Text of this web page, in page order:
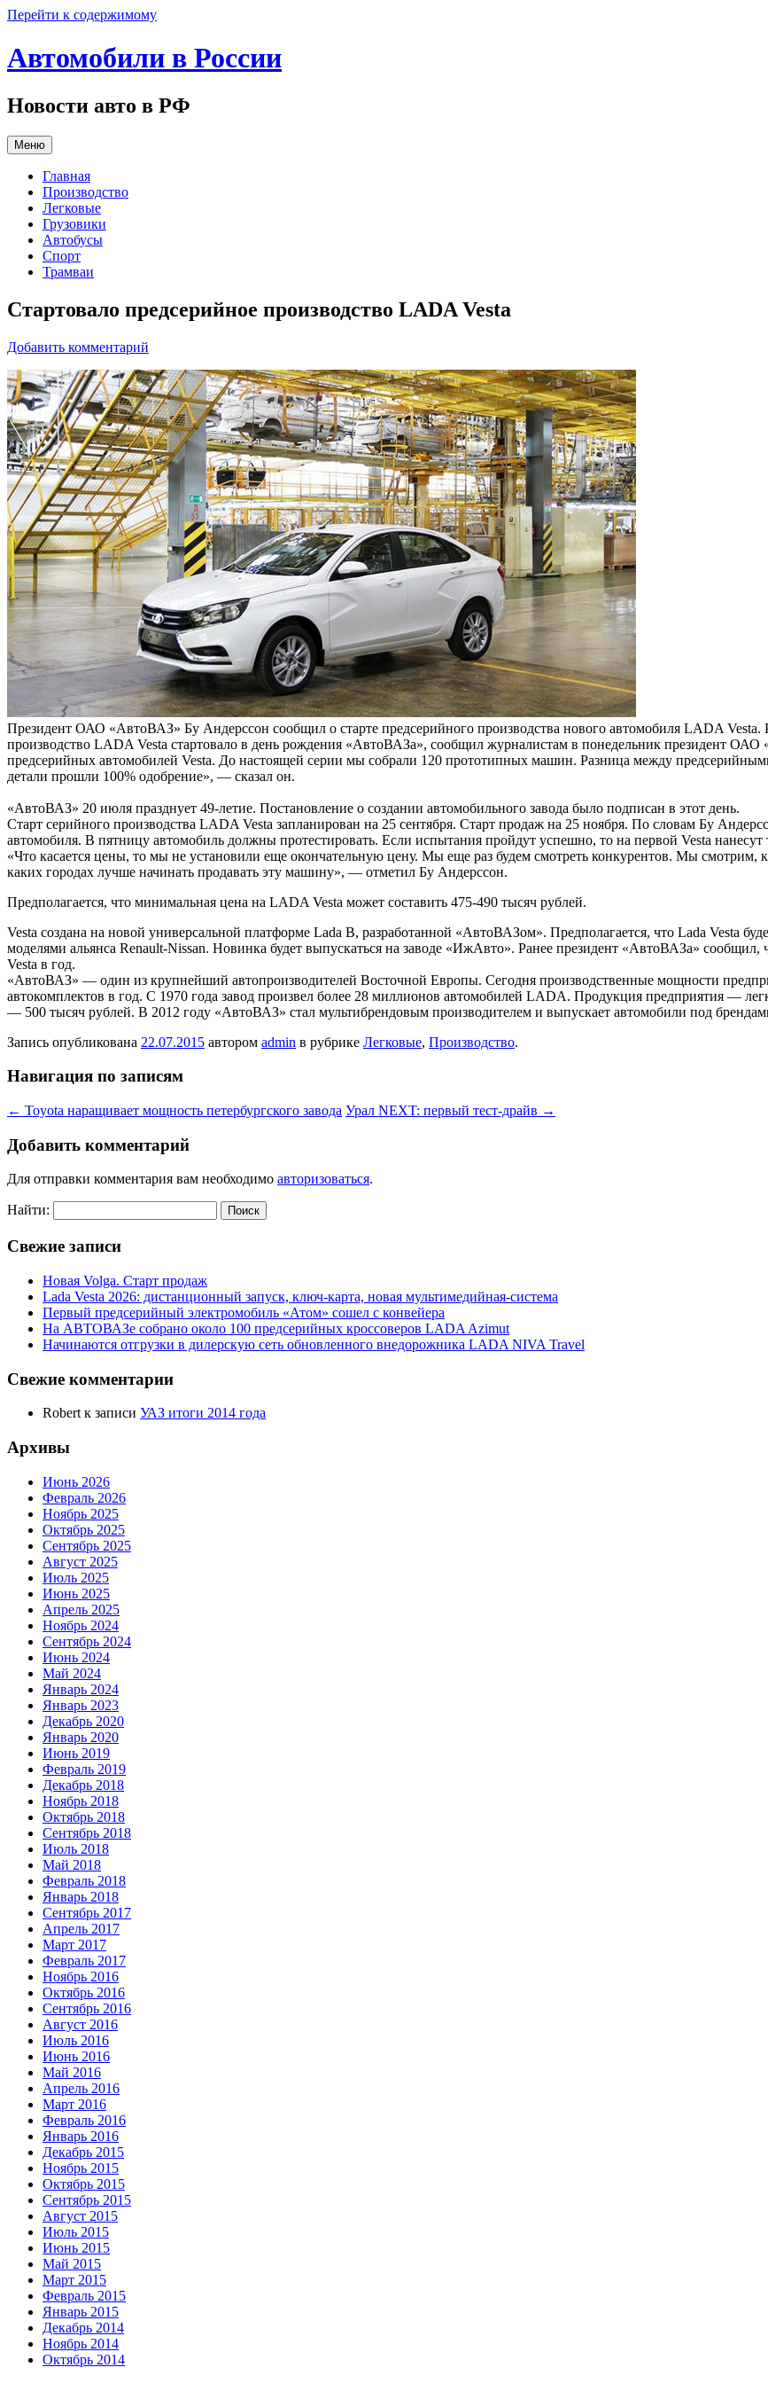
Перейти к содержимому
Автомобили в России
Новости авто в РФ
Меню
Главная
Производство
Легковые
Грузовики
Автобусы
Спорт
Трамваи
Стартовало предсерийное производство LADA Vesta
Добавить комментарий
Президент ОАО «АвтоВАЗ» Бу Андерссон сообщил о старте предсерийного производства нового автомобиля LADA
производство LADA Vesta стартовало в день рождения «АвтоВАЗа», сообщил журналистам в понедельник президент
предсерийных автомобилей Vesta. До настоящей серии мы собрали 120 прототипных машин. Разница между
детали прошли 100% одобрение», — сказал он.
«АвтоВАЗ» 20 июля празднует 49-летие. Постановление о создании автомобильного завода было подписан в этот день.
Старт серийного производства LADA Vesta запланирован на 25 сентября. Старт продаж на 25 ноября. По словам Бу
автомобиля. В пятницу автомобиль должны протестировать. Если испытания пройдут успешно, то на первой Vesta нанесут
«Что касается цены, то мы не установили еще окончательную цену. Мы еще раз будем смотреть конкурентов. Мы
каких городах лучше начинать продавать эту машину», — отметил Бу Андерссон.
Предполагается, что минимальная цена на LADA Vesta может составить 475-490 тысяч рублей.
Vesta создана на новой универсальной платформе Lada B, разработанной «АвтоВАЗом». Предполагается, что Lada Vesta
моделями альянса Renault-Nissan. Новинка будет выпускаться на заводе «ИжАвто». Ранее президент «АвтоВАЗа» сообщил,
Vesta в год.
«АвтоВАЗ» — один из крупнейший автопроизводителей Восточной Европы. Сегодня производственные мощности
автокомплектов в год. С 1970 года завод произвел более 28 миллионов автомобилей LADA. Продукция предприятия —
— 500 тысяч рублей. В 2012 году «АвтоВАЗ» стал мультибрендовым производителем и выпускает автомобили под
Запись опубликована 22.07.2015 автором admin в рубрике Легковые, Производство.
Навигация по записям
← Toyota наращивает мощность петербургского завода Урал NEXT: первый тест-драйв →
Добавить комментарий
Для отправки комментария вам необходимо авторизоваться.
Найти:
Свежие записи
Новая Volga. Старт продаж
Lada Vesta 2026: дистанционный запуск, ключ-карта, новая мультимедийная-система
Первый предсерийный электромобиль «Атом» сошел с конвейера
На АВТОВАЗе собрано около 100 предсерийных кроссоверов LADA Azimut
Начинаются отгрузки в дилерскую сеть обновленного внедорожника LADA NIVA Travel
Свежие комментарии
Robert к записи УАЗ итоги 2014 года
Архивы
Июнь 2026
Февраль 2026
Ноябрь 2025
Октябрь 2025
Сентябрь 2025
Август 2025
Июль 2025
Июнь 2025
Апрель 2025
Ноябрь 2024
Сентябрь 2024
Июнь 2024
Май 2024
Январь 2024
Январь 2023
Декабрь 2020
Январь 2020
Июнь 2019
Февраль 2019
Декабрь 2018
Ноябрь 2018
Октябрь 2018
Сентябрь 2018
Июль 2018
Май 2018
Февраль 2018
Январь 2018
Сентябрь 2017
Апрель 2017
Март 2017
Февраль 2017
Ноябрь 2016
Октябрь 2016
Сентябрь 2016
Август 2016
Июль 2016
Июнь 2016
Май 2016
Апрель 2016
Март 2016
Февраль 2016
Январь 2016
Декабрь 2015
Ноябрь 2015
Октябрь 2015
Сентябрь 2015
Август 2015
Июль 2015
Июнь 2015
Май 2015
Март 2015
Февраль 2015
Январь 2015
Декабрь 2014
Ноябрь 2014
Октябрь 2014